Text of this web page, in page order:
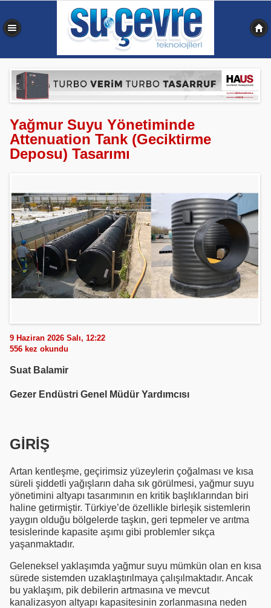
Yağmur Suyu Yönetiminde
Attenuation Tank (Geciktirme
Deposu) Tasarımı
9 Haziran 2026 Salı, 12:22
556 kez okundu
Suat Balamir
Gezer Endüstri Genel Müdür Yardımcısı
GİRİŞ
Artan kentleşme, geçirimsiz yüzeylerin çoğalması ve kısa
süreli şiddetli yağışların daha sık görülmesi, yağmur suyu
yönetimini altyapı tasarımının en kritik başlıklarından biri
haline getirmiştir. Türkiye’de özellikle birleşik sistemlerin
yaygın olduğu bölgelerde taşkın, geri tepmeler ve arıtma
tesislerinde kapasite aşımı gibi problemler sıkça
yaşanmaktadır.
Geleneksel yaklaşımda yağmur suyu mümkün olan en kısa
sürede sistemden uzaklaştırılmaya çalışılmaktadır. Ancak
bu yaklaşım, pik debilerin artmasına ve mevcut
kanalizasyon altyapı kapasitesinin zorlanmasına neden
0,346 sn